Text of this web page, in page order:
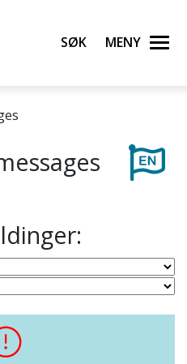
universitet
Søk Meny